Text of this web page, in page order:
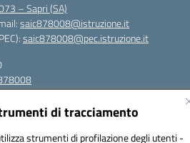
di tracciamento
strumenti di profilazione degli utenti -
– Sapri (SA)
saic878008@istruzione.it
saic878008@pec.istruzione.it
(IPA): istsc_saic878008
UFYPHY